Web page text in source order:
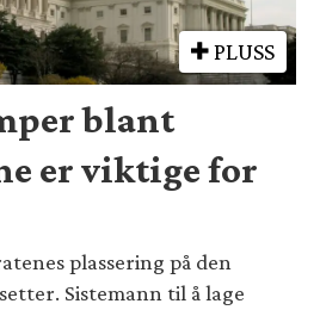
PLUSS
blant
er viktige for
plassering på den
Sistemann til å lage